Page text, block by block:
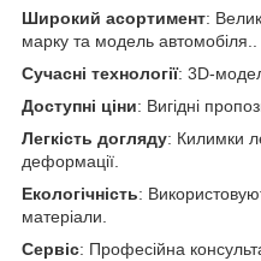
Широкий асортимент:
марку та модель автомобіля..
Сучасні технології: 3D-
Доступні ціни: Вигідні
Легкість догляду: Килимки
деформації.
Екологічність:
матеріали.
Сервіс: Професійна